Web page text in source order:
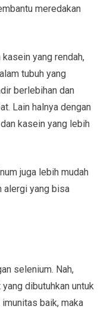
meredakan
yang rendah,
tubuh yang
berlebihan dan
Lain halnya dengan
kasein yang lebih
juga lebih mudah
alergi yang bisa
selenium. Nah,
dibutuhkan untuk
baik, maka